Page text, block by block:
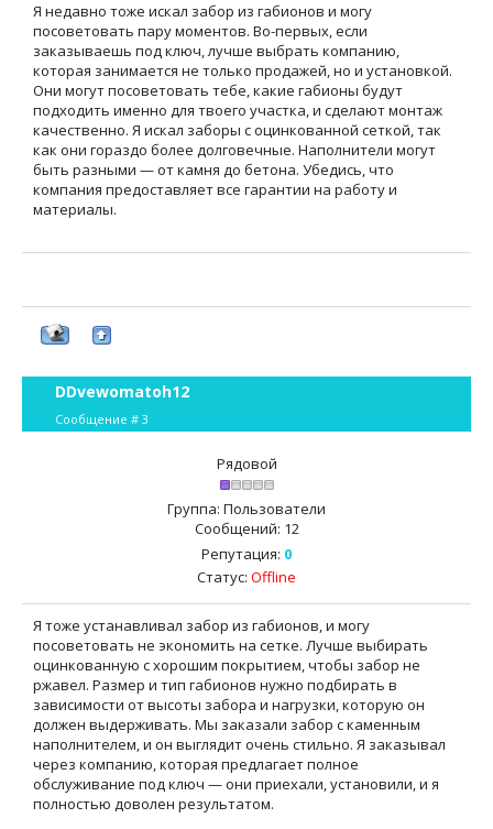
Я недавно тоже искал забор из габионов и могу
посоветовать пару моментов. Во-первых, если
заказываешь под ключ, лучше выбрать компанию,
которая занимается не только продажей, но и установкой.
Они могут посоветовать тебе, какие габионы будут
подходить именно для твоего участка, и сделают монтаж
качественно. Я искал заборы с оцинкованной сеткой, так
как они гораздо более долговечные. Наполнители могут
быть разными — от камня до бетона. Убедись, что
компания предоставляет все гарантии на работу и
материалы.
DDvewomatoh12
Сообщение # 3
Рядовой
Группа: Пользователи
Сообщений: 12
Репутация: 0
Статус: Offline
Я тоже устанавливал забор из габионов, и могу
посоветовать не экономить на сетке. Лучше выбирать
оцинкованную с хорошим покрытием, чтобы забор не
ржавел. Размер и тип габионов нужно подбирать в
зависимости от высоты забора и нагрузки, которую он
должен выдерживать. Мы заказали забор с каменным
наполнителем, и он выглядит очень стильно. Я заказывал
через компанию, которая предлагает полное
обслуживание под ключ — они приехали, установили, и я
полностью доволен результатом.